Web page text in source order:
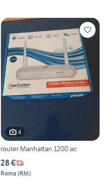
4
router Manhattan 1200 ac
28 €
Roma (RM)